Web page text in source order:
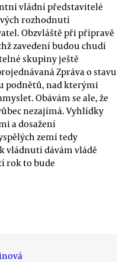
vládní představitelé
rozhodnutí
Obzvláště při přípravě
zavedení budou chudí
skupiny ještě
Zpráva o stavu
podnětů, nad kterými
Obávám se ale, že
nezajímá. Vyhlídky
a dosažení
zemí tedy
vládnutí dávám vládě
rok to bude